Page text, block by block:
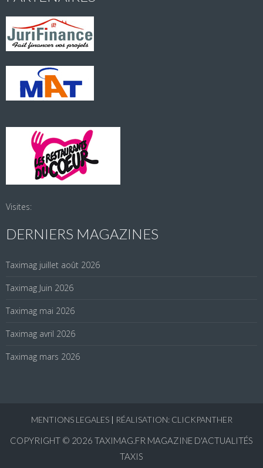
Visites:
DERNIERS MAGAZINES
Taximag juillet août 2026
Taximag Juin 2026
Taximag mai 2026
Taximag avril 2026
Taximag mars 2026
MENTIONS LEGALES | RÉALISATION: CLICKPANTHER
COPYRIGHT © 2026 TAXIMAG.FR MAGAZINE D'ACTUALITÉS
TAXIS